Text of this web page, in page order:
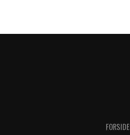
FORSIDE